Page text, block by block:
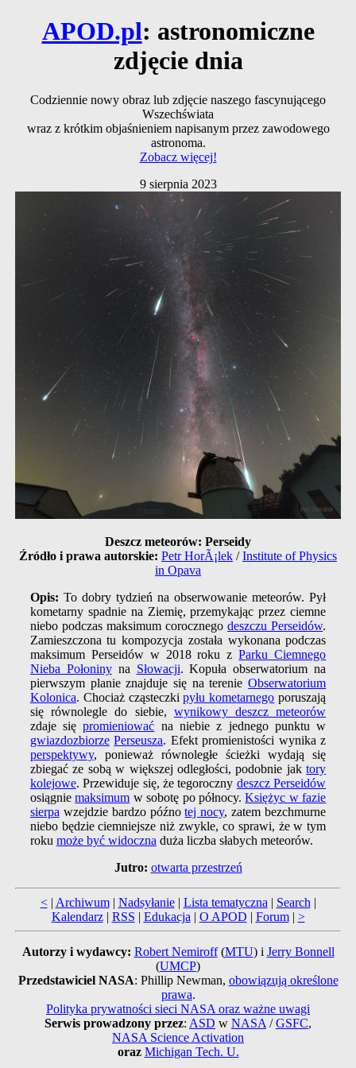
APOD.pl: astronomiczne
zdjęcie dnia
Codziennie nowy obraz lub zdjęcie naszego fascynującego
Wszechświata
wraz z krótkim objaśnieniem napisanym przez zawodowego
astronoma.
Zobacz więcej!
9 sierpnia 2023
Deszcz meteorów: Perseidy
Źródło i prawa autorskie: Petr HorÃ¡lek /Institute of Physics
in Opava
Opis: To dobry tydzień na obserwowanie meteorów. Pył
kometarny spadnie na Ziemię, przemykając przez ciemne
niebo podczas maksimum corocznegodeszczu Perseidów.
Zamieszczona tu kompozycja została wykonana podczas
maksimum Perseidów w 2018 roku zParku Ciemnego
Nieba Połoninyna Słowacji. Kopuła obserwatorium na
pierwszym planie znajduje się na terenieObserwatorium
Kolonica. Chociaż cząsteczkipyłu kometarnego poruszają
się równolegle do siebie, wynikowy deszcz meteorów
zdaje siępromieniować na niebie z jednego punktu w
gwiazdozbiorze Perseusza. Efekt promienistości wynika z
perspektywy, ponieważ równoległe ścieżki wydają się
zbiegać ze sobą w większej odległości, podobnie jaktory
kolejowe. Przewiduje się, że tegoroczny deszcz Perseidów
osiągniemaksimum w sobotę po północy.Księżyc w fazie
sierpa wzejdzie bardzo późnotej nocy, zatem bezchmurne
niebo będzie ciemniejsze niż zwykle, co sprawi, że w tym
roku może być widoczna duża liczba słabych meteorów.
Jutro: otwarta przestrzeń
<| Archiwum| Nadsyłanie| Lista tematyczna | Search |
Kalendarz| RSS | Edukacja | O APOD | Forum| >
Autorzy i wydawcy: Robert Nemiroff(MTU) i Jerry Bonnell
(UMCP)
Przedstawiciel NASA: Phillip Newman, obowiązują określone
prawa.
Polityka prywatności sieci NASA oraz ważne uwagi
Serwis prowadzony przez: ASD w NASA /GSFC,
NASA Science Activation
oraz Michigan Tech. U.